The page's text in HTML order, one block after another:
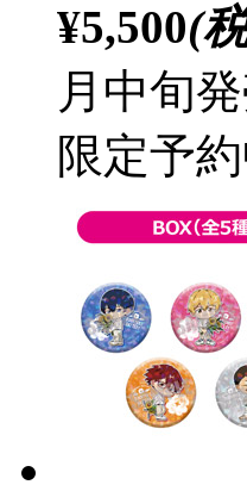
¥5,500(
月中旬
限定予